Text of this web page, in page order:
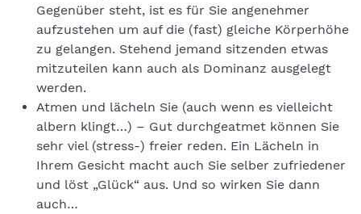
Gegenüber steht, ist es für Sie angenehmer
aufzustehen um auf die (fast) gleiche Körperhöhe
zu gelangen. Stehend jemand sitzenden etwas
mitzuteilen kann auch als Dominanz ausgelegt
werden.
Atmen und lächeln Sie (auch wenn es vielleicht
albern klingt…) – Gut durchgeatmet können Sie
sehr viel (stress-) freier reden. Ein Lächeln in
Ihrem Gesicht macht auch Sie selber zufriedener
und löst „Glück“ aus. Und so wirken Sie dann
auch…